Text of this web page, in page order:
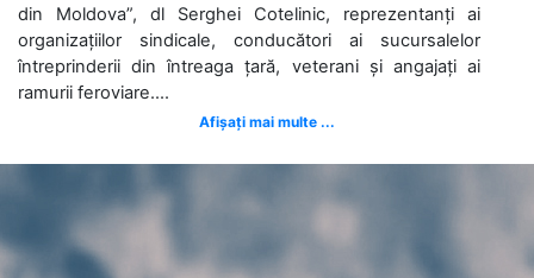
din Moldova”, dl Serghei Cotelinic, reprezentanți ai
organizațiilor sindicale, conducători ai sucursalelor
întreprinderii din întreaga țară, veterani și angajați ai
ramurii feroviare....
Afișați mai multe ...